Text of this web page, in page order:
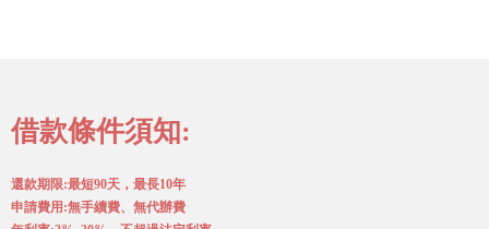
借款條件須知:
還款期限:最短90天，最長10年
申請費用:無手續費、無代辦費